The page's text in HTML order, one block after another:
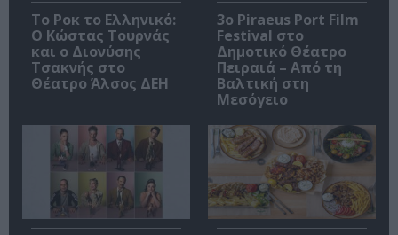
Το Ροκ το Ελληνικό:
Ο Κώστας Τουρνάς
και ο Διονύσης
Τσακνής στο
Θέατρο Άλσος ΔΕΗ
3o Piraeus Port Film
Festival στο
Δημοτικό Θέατρο
Πειραιά – Από τη
Βαλτική στη
Μεσόγειο